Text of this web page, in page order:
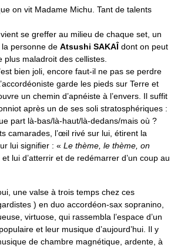
on vit Madame Michu. Tant de talents
se greffer au milieu de chaque set, un
personne de Atsushi SAKAÎ dont on peut
plus maladroit des cellistes.
bien joli, encore faut-il ne pas se perdre
garde les pieds sur Terre et
un chemin d’apnéiste à l’envers. Il suffit
après un de ses soli stratosphériques :
part là-bas/là-haut/là-dedans/mais où ?
camarades, l’œil rivé sur lui, étirent la
lui signifier : « Le thème, le thème, on
et lui d’atterrir et de redémarrer d’un coup au
une valse à trois temps chez ces
) en duo accordéon-sax sopranino,
virtuose, qui rassembla l’espace d’un
et leur musique d’aujourd’hui. Il y
de chambre magnétique, ardente, à